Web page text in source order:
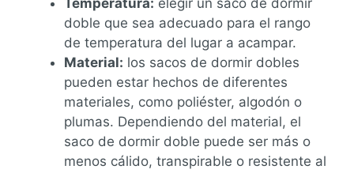
Temperatura: elegir un saco de dormir
doble que sea adecuado para el rango
de temperatura del lugar a acampar.
Material: los sacos de dormir dobles
pueden estar hechos de diferentes
materiales, como poliéster, algodón o
plumas. Dependiendo del material, el
saco de dormir doble puede ser más o
menos cálido, transpirable o resistente al